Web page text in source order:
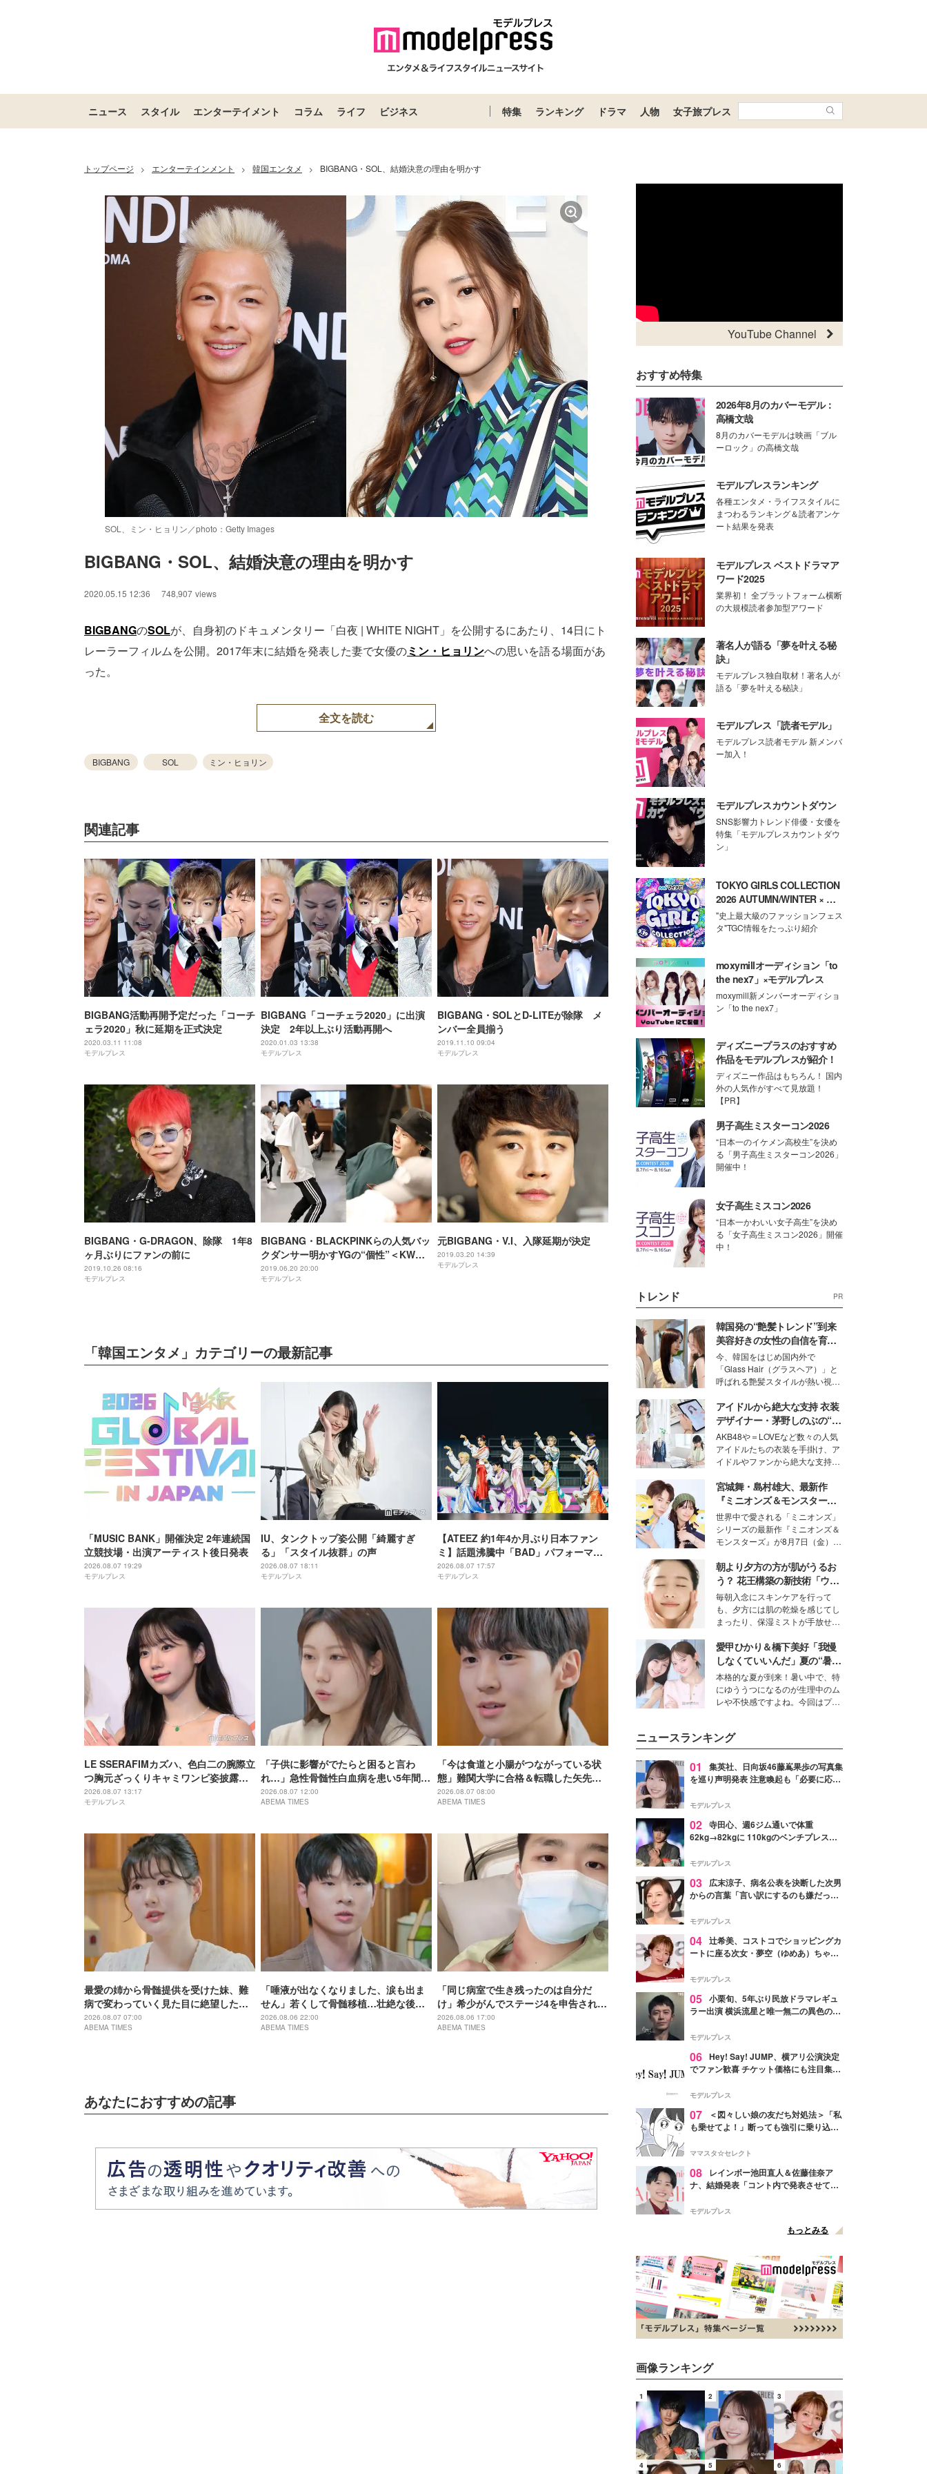
ニュース スタイル エンターテイメント コラム ライフ ビジネス 特集 ランキング ドラマ 人物 女子旅プレス
トップページ > エンターテインメント > 韓国エンタメ > BIGBANG・SOL、結婚決意の理由を明かす
SOL、ミン・ヒョリン／photo：Getty Images
BIGBANG・SOL、結婚決意の理由を明かす
2020.05.15 12:36 748,907 views
BIGBANGのSOLが、自身初のドキュメンタリー「白夜 | WHITE NIGHT」を公開するにあたり、14日にト
レーラーフィルムを公開。2017年末に結婚を発表した妻で女優のミン・ヒョリンへの思いを語る場面があ
った。
全文を読む
BIGBANG SOL ミン・ヒョリン
関連記事
BIGBANG活動再開予定だった「コーチ
ェラ2020」秋に延期を正式決定
2020.03.11 11:08
モデルプレス
BIGBANG「コーチェラ2020」に出演
決定 2年以上ぶり活動再開へ
2020.01.03 13:38
モデルプレス
BIGBANG・SOLとD-LITEが除隊 メ
ンバー全員揃う
2019.11.10 09:04
モデルプレス
BIGBANG・G-DRAGON、除隊 1年8
ヶ月ぶりにファンの前に
2019.10.26 08:16
モデルプレス
BIGBANG・BLACKPINKらの人気バッ
クダンサー明かすYGの“個性”＜KWON
TWINSインタビュー＞
2019.06.20 20:00
モデルプレス
元BIGBANG・V.I、入隊延期が決定
2019.03.20 14:39
モデルプレス
「韓国エンタメ」カテゴリーの最新記事
「MUSIC BANK」開催決定 2年連続国
立競技場・出演アーティスト後日発表
2026.08.07 19:29
モデルプレス
IU、タンクトップ姿公開「綺麗すぎ
る」「スタイル抜群」の声
2026.08.07 18:11
モデルプレス
【ATEEZ 約1年4か月ぶり日本ファン
ミ】話題沸騰中「BAD」パフォーマン
スから「かわいいだけじゃだめです
か？」カバーまで
2026.08.07 17:57
モデルプレス
LE SSERAFIMカズハ、色白二の腕際立
つ胸元ざっくりキャミワンピ姿披露
「オーラが凄い」「ビジュ優勝」
2026.08.07 13:17
モデルプレス
「子供に影響がでたらと困ると言わ
れ…」急性骨髄性白血病を患い5年間闘
病…つらかった過去の恋を明かす
2026.08.07 12:00
ABEMA TIMES
「今は食道と小腸がつながっている状
態」難関大学に合格＆転職した矢先に
胃がんが発覚「全摘した」壮絶な過去
明かす
2026.08.07 08:00
ABEMA TIMES
最愛の姉から骨髄提供を受けた妹、難
病で変わっていく見た目に絶望した過
去「男みたい」
2026.08.07 07:00
ABEMA TIMES
「唾液が出なくなりました、涙も出ま
せん」若くして骨髄移植…壮絶な後遺
症との闘い「まるで80代の体に」
2026.08.06 22:00
ABEMA TIMES
「同じ病室で生き残ったのは自分だ
け」希少がんでステージ4を申告され…
壮絶な闘病の末、奇跡の完治
2026.08.06 17:00
ABEMA TIMES
あなたにおすすめの記事
YouTube Channel
おすすめ特集
2026年8月のカバーモデル：
高橋文哉
8月のカバーモデルは映画「ブル
ーロック」の高橋文哉
モデルプレスランキング
各種エンタメ・ライフスタイルに
まつわるランキング＆読者アンケ
ート結果を発表
モデルプレス ベストドラマア
ワード2025
業界初！ 全プラットフォーム横断
の大規模読者参加型アワード
著名人が語る「夢を叶える秘
訣」
モデルプレス独自取材！著名人が
語る「夢を叶える秘訣」
モデルプレス「読者モデル」
モデルプレス読者モデル 新メンバ
ー加入！
モデルプレスカウントダウン
SNS影響力トレンド俳優・女優を
特集「モデルプレスカウントダウ
ン」
TOKYO GIRLS COLLECTION
2026 AUTUMN/WINTER × モ
デルプレス
"史上最大級のファッションフェス
タ"TGC情報をたっぷり紹介
moxymillオーディション「to
the nex7」×モデルプレス
moxymill新メンバーオーディショ
ン「to the nex7」
ディズニープラスのおすすめ
作品をモデルプレスが紹介！
ディズニー作品はもちろん！ 国内
外の人気作がすべて見放題！
【PR】
男子高生ミスターコン2026
“日本一のイケメン高校生”を決め
る「男子高生ミスターコン2026」
開催中！
女子高生ミスコン2026
“日本一かわいい女子高生”を決め
る「女子高生ミスコン2026」開催
中！
トレンド PR
韓国発の“艶髪トレンド”到来
美容好きの女性の自信を育む
「ヘアケア事情」って？
今、韓国をはじめ国内外で
「Glass Hair（グラスヘア）」と
呼ばれる艶髪スタイルが熱い視線
ションの完成度を高めるベースと
して、“髪そのものの美しさ”に改
めて注目する人が増えている様
子。今回は、そんな憧れの艶やか
な髪を日常で叶える、美容好きの
女性たちのヘアケア事情を紹介し
ます。
アイドルから絶大な支持 衣装
デザイナー・茅野しのぶの“可
愛い”を作る美学＜「シチズン
クロスシー」インタビュー＞
AKB48や＝LOVEなど数々の人気
アイドルたちの衣装を手掛け、ア
イドルやファンから絶大な支持を
取締役兼クリエイティブディレク
ター・茅野しのぶ。一人ひとりの
個性に寄り添い、魅力を引き出す
衣装作りは、多くの女性たちに勇
気と自信を与え続けている。
宮城舞・島村雄大、最新作
『ミニオンズ＆モンスター
ズ』の魅力熱弁 ハチャメチャ
だけじゃない“友情と絆”に感
動
世界中で愛される「ミニオンズ」
シリーズの最新作『ミニオンズ＆
モンスターズ』が8月7日（金）に
ニオン好き”という共通点を持つモ
デルの宮城舞と島村雄大の特別対
談をお届け！それぞれの視点か
ら、今作ならではの魅力や予想外
の感動をもたらす奥深いストーリ
ーについて熱く語り合ってもらっ
た。
朝より夕方の方が肌がうるお
う？ 花王構築の新技術「ウォ
ーターキャプチャリングスキ
ン（捕水肌）」がスキンケア
の常識を変える予感
毎朝入念にスキンケアを行って
も、夕方には肌の乾燥を感じてし
まったり、保湿ミストが手放せな
な美容の常識を大きく変える可能
性を秘めた、革新的な「Water
Capturing Skin（ウォーターキャ
プチャリングスキン：捕水肌）」
技術を、花王が構築した。
愛甲ひかり＆橋下美好「我慢
しなくていいんだ」夏の“暑さ
対策”の新しい選択肢とは？
本格的な夏が到来！暑い中で、特
にゆううつになるのが生理中のム
レや不快感ですよね。今回はプラ
好さんを迎えて本音で女子会トー
ク。猛暑のお出かけを快適に過ご
すヒントや、2人が感動した夏の
生理の新常識にも迫りました。
ニュースランキング
01
集英社、日向坂46藤嶌果歩の写真集
を巡り声明発表 注意喚起も「必要に応じ
モデルプレス
02 寺田心、週6ジム通いで体重
62kg→82kgに 110kgのベンチプレス持
「かっこいい」と反響
モデルプレス
03
広末涼子、病名公表を決断した次男
からの言葉「言い訳にするのも嫌だっ
モデルプレス
04 辻希美、コストコでショッピングカ
ートに座る次女・夢空（ゆめあ）ちゃん
ぎ」「成長を感じる」の声
モデルプレス
05 小栗旬、5年ぶり民放ドラマレギュ
ラー出演 横浜流星と唯一無二の異色のバ
モデルプレス
06 Hey! Say! JUMP、横アリ公演決定
でファン歓喜 チケット価格にも注目集ま
モデルプレス
07
＜図々しい娘の友だち対処法＞「私
も乗せてよ！」断っても強引に乗り込ん
ママスタ☆セレクト
08
レインボー池田直人＆佐藤佳奈ア
ナ、結婚発表「コント内で発表させてい
点変更のため
モデルプレス
もっとみる
画像ランキング
1 2 3
4 5 6